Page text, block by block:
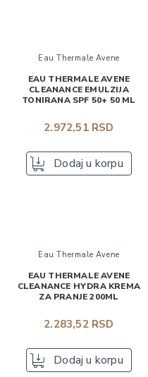
Eau Thermale Avene
EAU THERMALE AVENE
CLEANANCE EMULZIJA
TONIRANA SPF 50+ 50 ML
2.972,51 RSD
Dodaj u korpu
Eau Thermale Avene
EAU THERMALE AVENE
CLEANANCE HYDRA KREMA
ZA PRANJE 200ML
2.283,52 RSD
Dodaj u korpu